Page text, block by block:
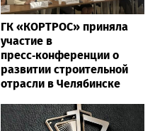
ГК «КОРТРОС» приняла
участие в
пресс‑конференции о
развитии строительной
отрасли в Челябинске